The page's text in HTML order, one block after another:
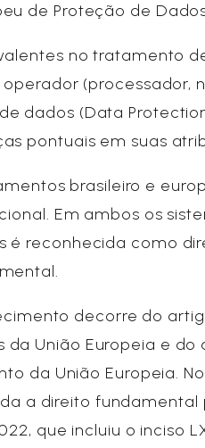
de Proteção de Dados
no tratamento
(processador,
dados (Data
pontuais em suas
brasileiro e
Em ambos os
é reconhecida como
decorre do
União Europeia e do
da União Europeia. No
a direito fundamental
que incluiu o inciso